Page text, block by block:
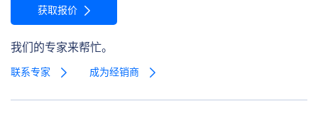
获取报价
我们的专家来帮忙。
联系专家 成为经销商